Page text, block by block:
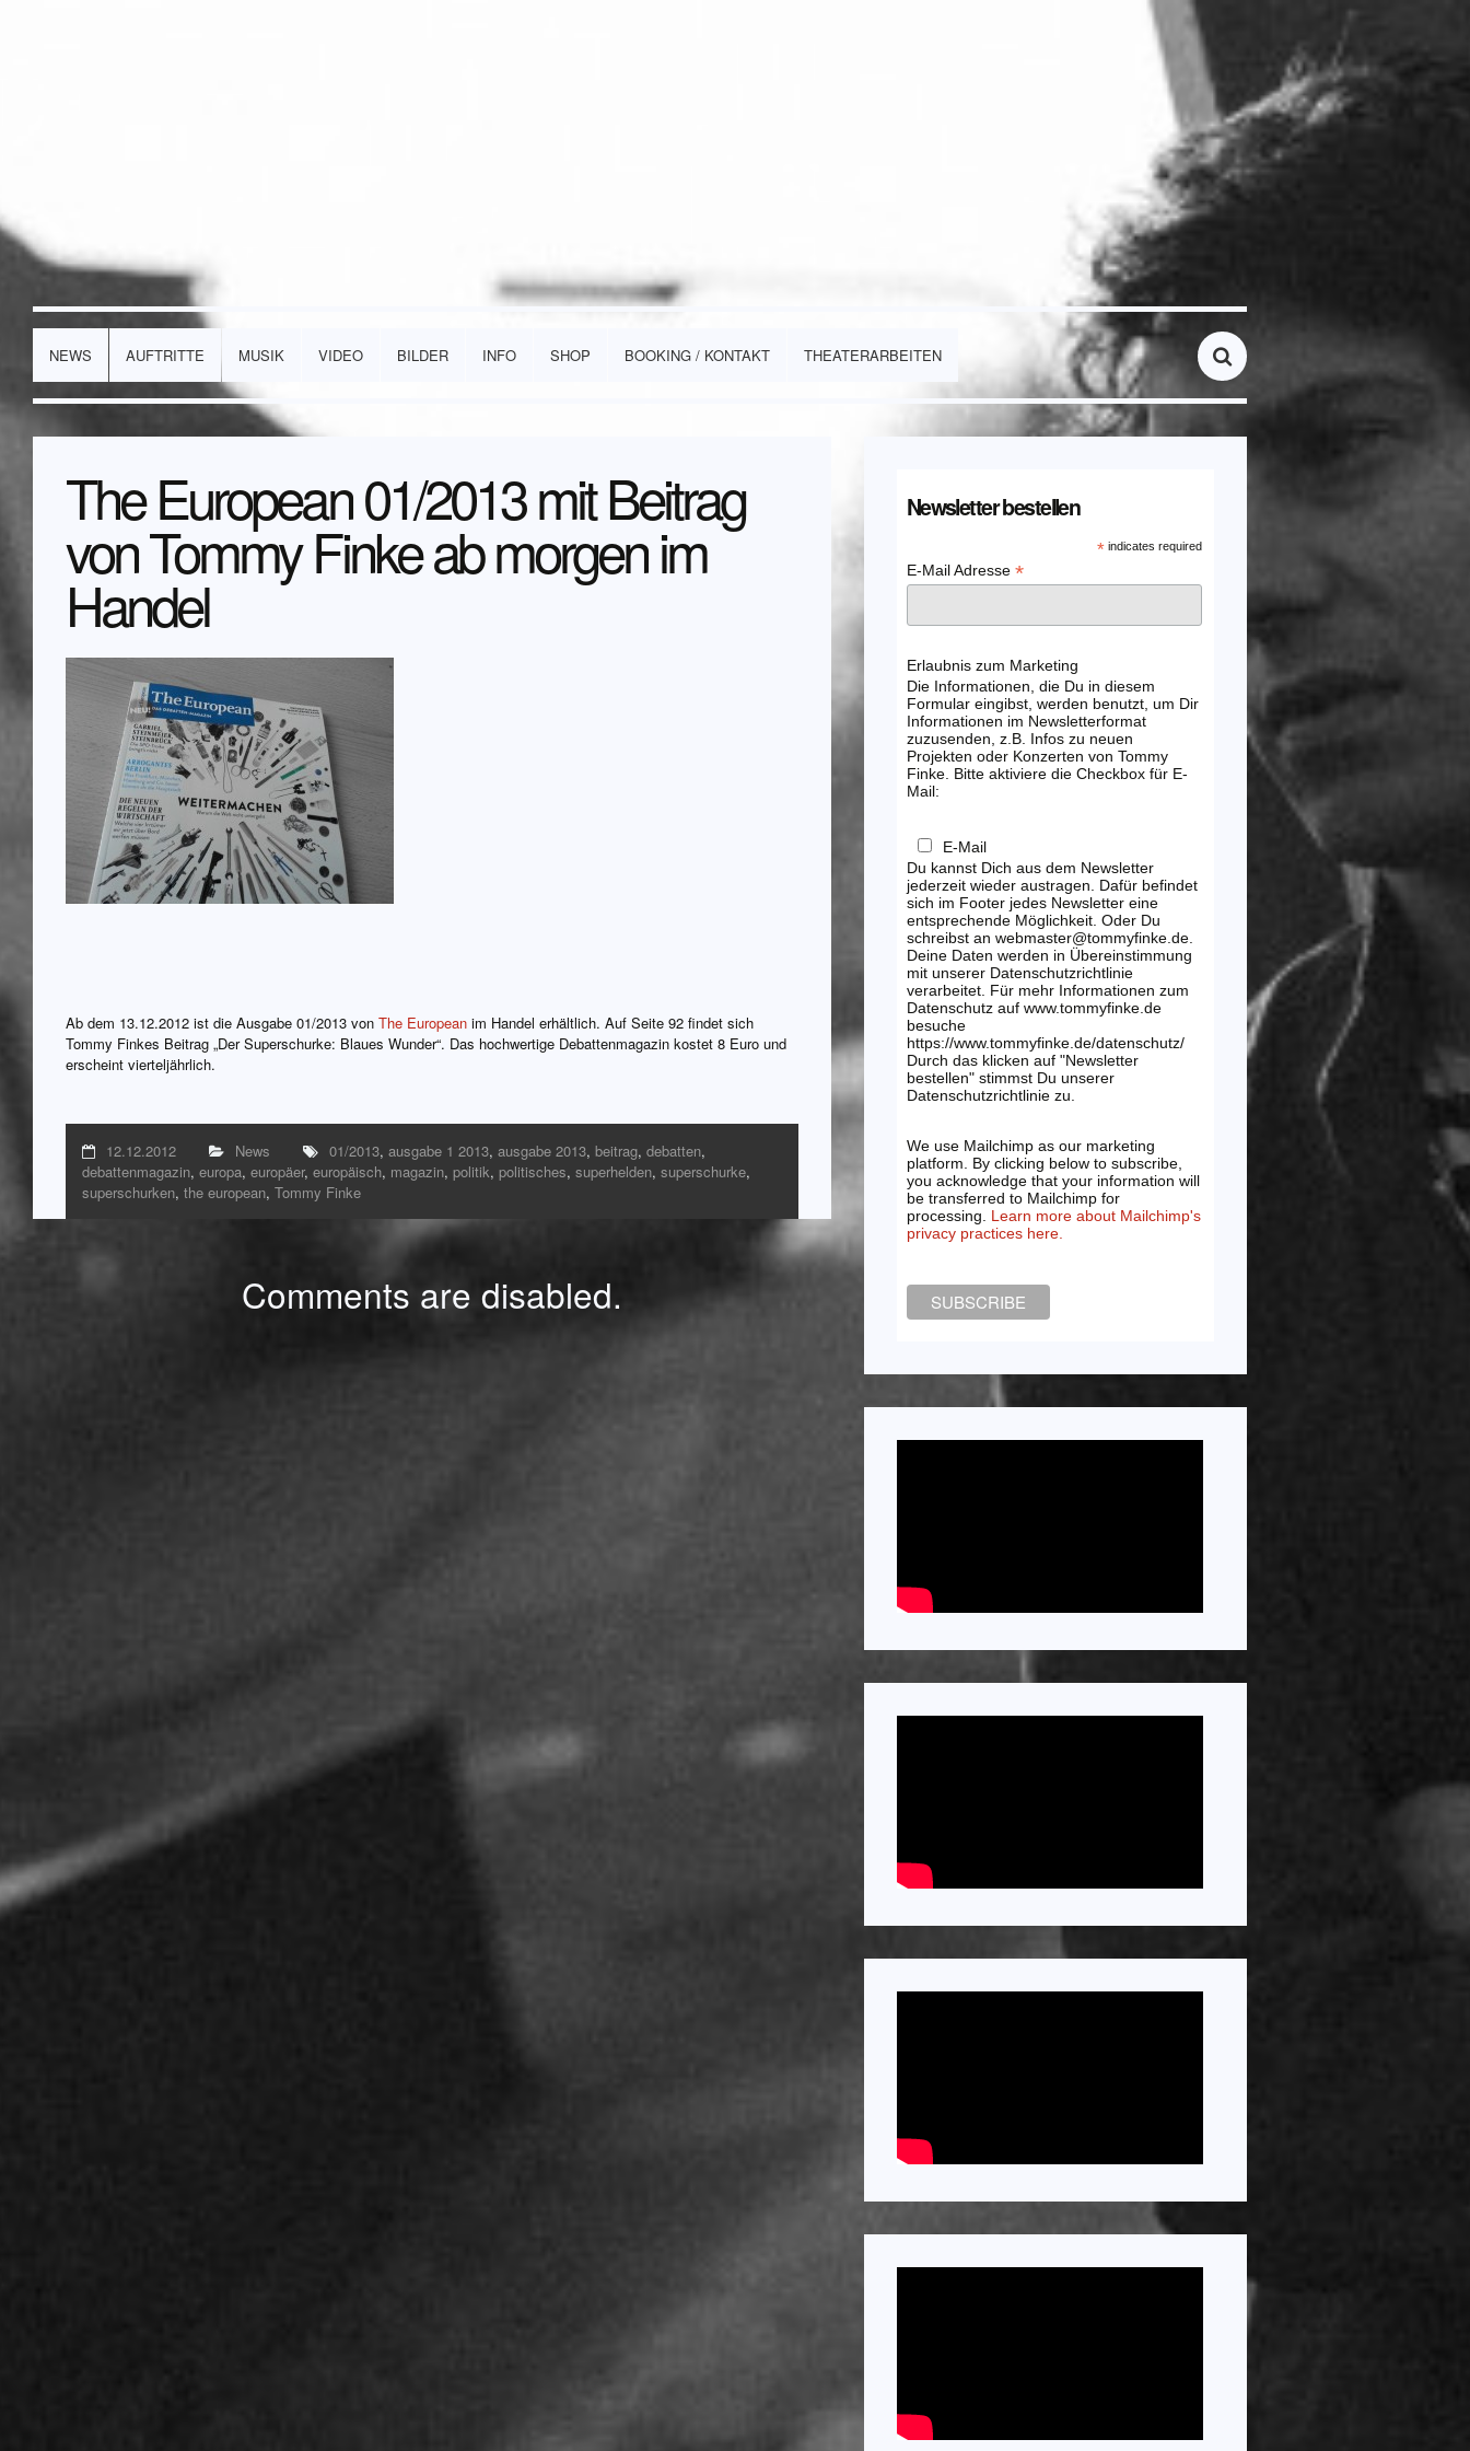
NEWS AUFTRITTE MUSIK VIDEO BILDER INFO SHOP BOOKING / KONTAKT THEATERARBEITEN
The European 01/2013 mit Beitrag
von Tommy Finke ab morgen im
Handel
Ab dem 13.12.2012 ist die Ausgabe 01/2013 von The European im Handel erhältlich. Auf Seite 92 findet sich
Tommy Finkes Beitrag „Der Superschurke: Blaues Wunder“. Das hochwertige Debattenmagazin kostet 8 Euro und
erscheint vierteljährlich.
12.12.2012 News 01/2013, ausgabe 1 2013, ausgabe 2013, beitrag, debatten,
debattenmagazin, europa, europäer, europäisch, magazin, politik, politisches, superhelden, superschurke,
superschurken, the european, Tommy Finke
Comments are disabled.
Newsletter bestellen
*indicates required
E-Mail Adresse *
Erlaubnis zum Marketing
Die Informationen, die Du in diesem
Formular eingibst, werden benutzt, um Dir
Informationen im Newsletterformat
zuzusenden, z.B. Infos zu neuen
Projekten oder Konzerten von Tommy
Finke. Bitte aktiviere die Checkbox für E-
Mail:
E-Mail
Du kannst Dich aus dem Newsletter
jederzeit wieder austragen. Dafür befindet
sich im Footer jedes Newsletter eine
entsprechende Möglichkeit. Oder Du
schreibst an webmaster@tommyfinke.de.
Deine Daten werden in Übereinstimmung
mit unserer Datenschutzrichtlinie
verarbeitet. Für mehr Informationen zum
Datenschutz auf www.tommyfinke.de
besuche
https://www.tommyfinke.de/datenschutz/
Durch das klicken auf "Newsletter
bestellen" stimmst Du unserer
Datenschutzrichtlinie zu.
We use Mailchimp as our marketing
platform. By clicking below to subscribe,
you acknowledge that your information will
be transferred to Mailchimp for
processing. Learn more about Mailchimp's
privacy practices here.